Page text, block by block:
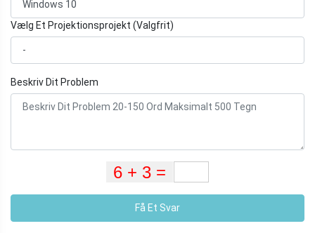
Vælg Et Projektionsprojekt (Valgfrit)
Beskriv Dit Problem
Få Et Svar